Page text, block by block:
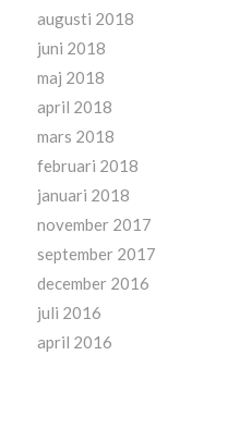
augusti 2018
juni 2018
maj 2018
april 2018
mars 2018
februari 2018
januari 2018
november 2017
september 2017
december 2016
juli 2016
april 2016